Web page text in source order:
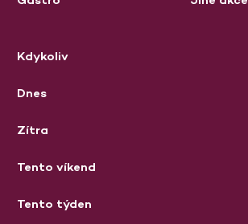
Kdykoliv
Dnes
Zítra
Tento víkend
Tento týden